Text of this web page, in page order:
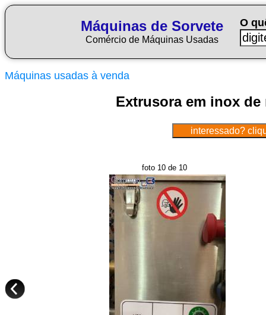
Máquinas de Sorvete
Comércio de Máquinas Usadas
O
Máquinas usadas à venda
Extrusora em inox de
foto 10 de 10